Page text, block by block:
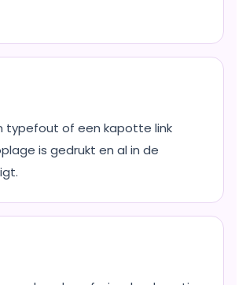
typefout of een kapotte link
is gedrukt en al in de